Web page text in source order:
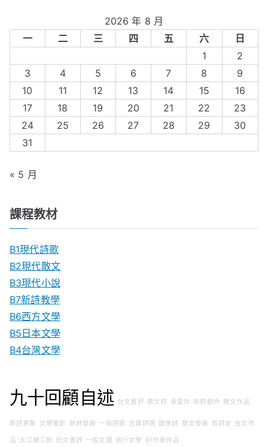
2026 年 8 月
一
二 三 四 五 六
日
1
2
3
4 5 6 7 8
9
10
11 12 13 14 15
16
17
18 19 20 21 22
23
24
25 26 27 28 29
30
31
« 5 月
課程教材
B1現代詩歌
B2現代散文
B3現代小說
B7新詩教學
B6西方文學
B5日本文學
B4台灣文學
九十回顧自述 台文書評 散文詩 張愛玲 新詩創作 散文作品
新詩意象 文學電影 新詩發展 一般詩歌 古典詩選 圖像詩 散文發展 新詩史 台文作
品 大江健三郎 日文書評 一般文選 旅行文學 B1作家作品